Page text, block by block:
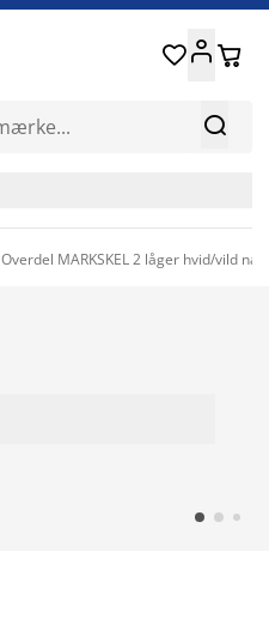

 
Overdel MARKSKEL 2 låger hvid/vild